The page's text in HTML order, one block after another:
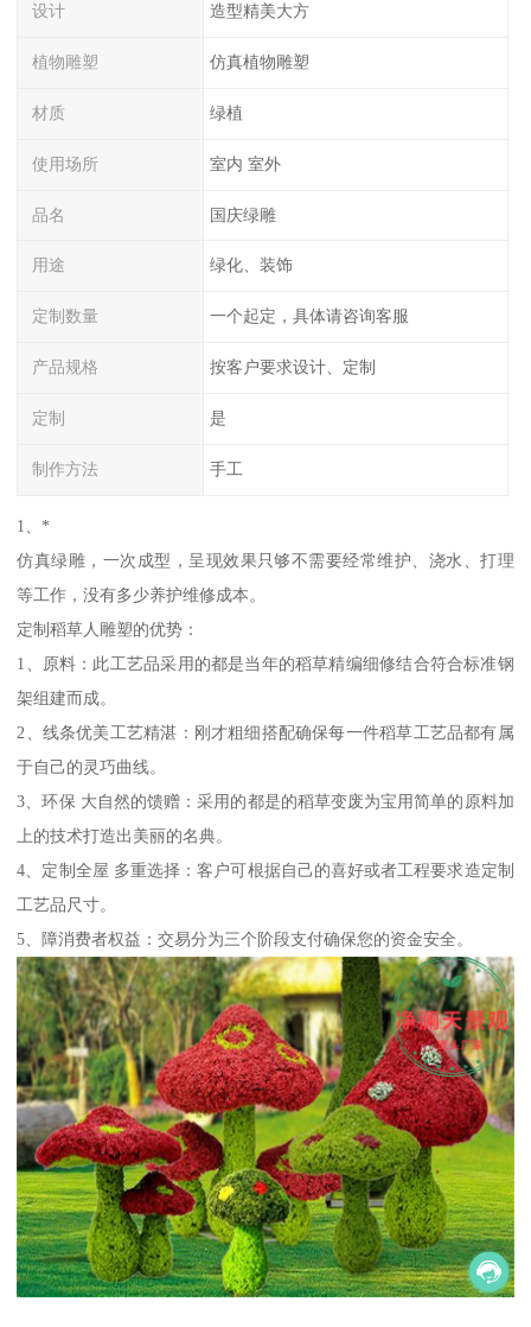
设计 造型精美大方
植物雕塑 仿真植物雕塑
材质 绿植
使用场所 室内 室外
品名 国庆绿雕
用途 绿化、装饰
定制数量 一个起定，具体请咨询客服
产品规格 按客户要求设计、定制
定制 是
制作方法 手工
1、*
仿真绿雕，一次成型，呈现效果只够不需要经常维护、浇水、打理
等工作，没有多少养护维修成本。
定制稻草人雕塑的优势：
1、原料：此工艺品采用的都是当年的稻草精编细修结合符合标准钢
架组建而成。
2、线条优美工艺精湛：刚才粗细搭配确保每一件稻草工艺品都有属
于自己的灵巧曲线。
3、环保 大自然的馈赠：采用的都是的稻草变废为宝用简单的原料加
上的技术打造出美丽的名典。
4、定制全屋 多重选择：客户可根据自己的喜好或者工程要求造定制
工艺品尺寸。
5、障消费者权益：交易分为三个阶段支付确保您的资金安全。